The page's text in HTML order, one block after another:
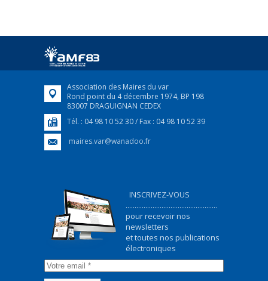
Association des Maires du var
Rond point du 4 décembre 1974, BP 198
83007 DRAGUIGNAN CEDEX
Tél. : 04 98 10 52 30 / Fax : 04 98 10 52 39
maires.var@wanadoo.fr
INSCRIVEZ-VOUS
...................................................
pour recevoir nos
newsletters
et toutes nos publications
électroniques